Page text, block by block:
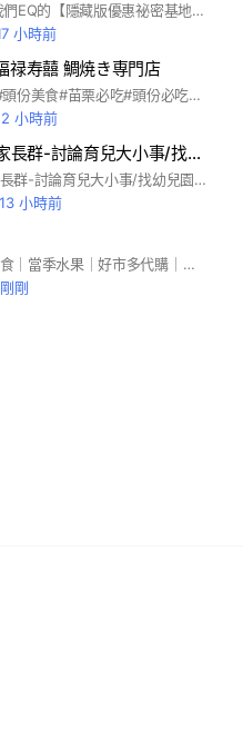
🎉 這裡是我們EQ的【隱藏版優惠祕密基地🔥】 之後所有👇 ✔ 廣州連線新品 ✔ 限量特價款 ✔ 直播專屬優惠 ✔ 美食專屬優惠 都會優先在社群釋出‼️ 👉 有時候便宜到你不敢相信😆 👉 有時候晚看到真的會搶不到😭 ⚠️ 社群限定福利： ✔ 不定時驚喜價 ✔ 社群專屬折扣 ✔ 會員優先選款
小時前
禄寿囍 鯛焼き専門店
#苗栗美食#頭份美食#苗栗必吃#頭份必吃#鯛魚燒
2 小時前
頭份竹南家長群-討論育兒大小事/找幼兒園/找小學/找才藝
頭份竹南家長群-討論育兒大小事/找幼兒園/找小學/找才藝
13 小時前
各地排隊美食｜當季水果｜好市多代購｜團購商品｜冷凍美食
剛剛